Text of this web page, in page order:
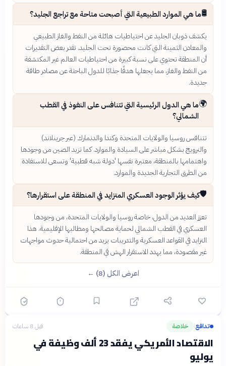
🛢️ما هي الموارد الطبيعية التي أصبحت متاحة مع تراجع الجليد؟
يكشف ذوبان الجليد عن احتياطيات هائلة من النفط والغاز الطبيعي
والمعادن الثمينة التي كانت محصورة تحت الجليد. تقدر بعض التقديرات
أن المنطقة تحتوي على نسبة كبيرة من احتياطيات العالم غير المكتشفة
من النفط والغاز، مما يجعلها هدفًا جذابًا للدول الباحثة عن مصادر طاقة
جديدة.
🌍ما هي الدول الرئيسية التي تتنافس على النفوذ في القطب
الشمالي؟
تتنافس روسيا والولايات المتحدة وكندا والدنمارك (عبر جرينلاند)
والنرويج بشكل مباشر على السيادة والموارد. كما تزيد الصين من وجودها
واهتمامها بالمنطقة، معتبرة نفسها 'دولة شبه قطبية' وتسعى للاستفادة
من الطرق التجارية الجديدة والموارد.
🛡️كيف يؤثر الوجود العسكري المتزايد في المنطقة على استقرارها؟
تعزز العديد من الدول، خاصة روسيا والولايات المتحدة، من وجودها
العسكري في القطب الشمالي لحماية مصالحها ومطالبها الإقليمية. هذا
التزايد في القواعد العسكرية والتدريبات يزيد من احتمالية حدوث مواجهات
غير مقصودة، مما يهدد الاستقرار الهش في المنطقة.
اعرض الكل (8) ←
تدافع› خلاصة قبل 8 ساعات
الاقتصاد الأمريكي يفقد 23 ألف وظيفة في
يوليو